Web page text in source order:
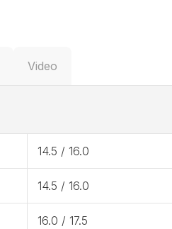
Video
14.5 / 16.0
14.5 / 16.0
16.0 / 17.5